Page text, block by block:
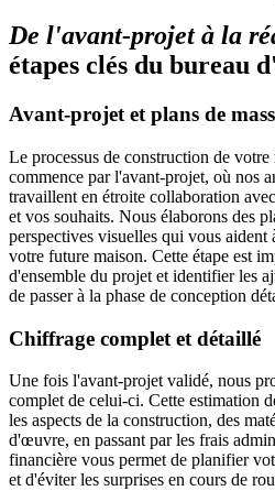
De l'avant-projet à la
étapes clés du bureau
Avant-projet et plans de
Le processus de construction de
commence par l'avant-projet, où nos
travaillent en étroite collaboration
et vos souhaits. Nous élaborons des
perspectives visuelles qui vous
votre future maison. Cette étape est
d'ensemble du projet et identifier les
de passer à la phase de conception
Chiffrage complet et détaillé
Une fois l'avant-projet validé, nous
complet de celui-ci. Cette estimation
les aspects de la construction, des
d'œuvre, en passant par les frais
financière vous permet de planifier
et d'éviter les surprises en cours de